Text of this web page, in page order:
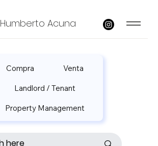
Humberto Acuna
Compra Venta
Landlord / Tenant
Property Management